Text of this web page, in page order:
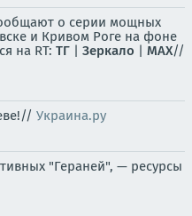
о серии мощных
и Кривом Роге на фоне
на RT: ТГ | Зеркало | MAX//
Украина.ру
"Гераней", — ресурсы